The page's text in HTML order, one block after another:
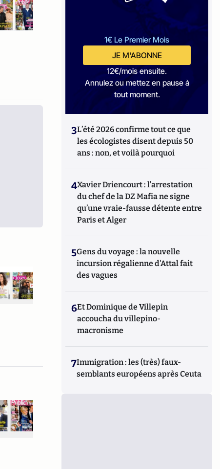
1€ Le Premier Mois
JE M'ABONNE
12€/mois ensuite.
Annulez ou mettez en pause à
tout moment.
3L’été 2026 confirme tout ce que
les écologistes disent depuis 50
ans : non, et voilà pourquoi
4Xavier Driencourt : l’arrestation
du chef de la DZ Mafia ne signe
qu’une vraie-fausse détente entre
Paris et Alger
5Gens du voyage : la nouvelle
incursion régalienne d'Attal fait
des vagues
6Et Dominique de Villepin
accoucha du villepino-
macronisme
7Immigration : les (très) faux-
semblants européens après Ceuta